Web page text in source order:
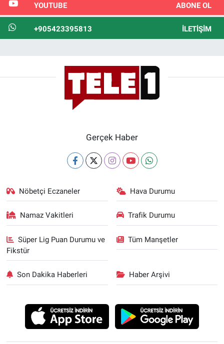
YOUTUBE ABONE OL
+905423395813 İLETIŞIM
Gerçek Haber
Nöbetçi Eczaneler Hava Durumu
Namaz Vakitleri Trafik Durumu
Süper Lig Puan Durumu ve
Fikstür
Tüm Manşetler
Son Dakika Haberleri Haber Arşivi